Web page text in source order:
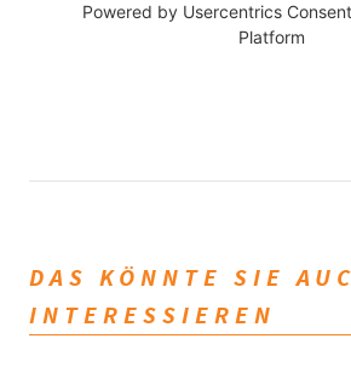
Powered by Usercentrics
Platform
DAS KÖNNTE SIE
INTERESSIEREN